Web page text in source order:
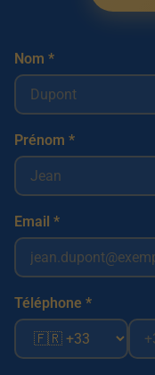
Nom *
Prénom *
Email *
Téléphone *